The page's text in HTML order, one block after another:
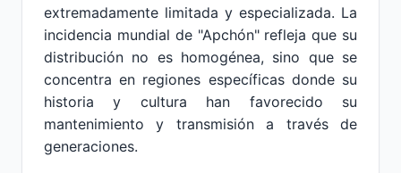
extremadamente limitada y especializada. La
incidencia mundial de "Apchón" refleja que su
distribución no es homogénea, sino que se
concentra en regiones específicas donde su
historia y cultura han favorecido su
mantenimiento y transmisión a través de
generaciones.